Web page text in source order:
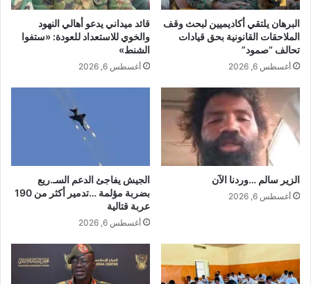
البرهان يلتقي أكاديميين لبحث وقف
الملاحقات القانونية بحق قيادات
تحالف “صمود”
أغسطس 6, 2026
قائد ميداني يدعو أهالي النهود
والخوي للاستعداد للعودة: «ستفوا
الشنط»
أغسطس 6, 2026
الزير سالم …وردنا الآن
أغسطس 6, 2026
الجيش يفاجئ الدعم السـ.ريع
بضربة مؤلمة …تدمير أكثر من 190
عربة قتالية
أغسطس 6, 2026